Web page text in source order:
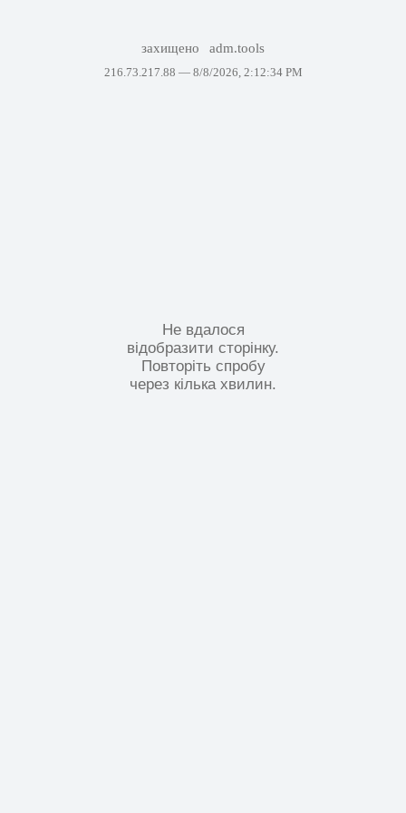
захищено adm.tools
216.73.217.88 — 8/8/2026, 2:12:34 PM
Не вдалося
відобразити сторінку.
Повторіть спробу
через кілька хвилин.